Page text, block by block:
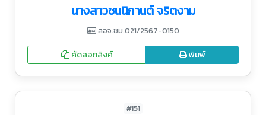
นางสาวชนนิกานต์ จริตงาม
สอจ.ชม.021/2567-0150
คัดลอกลิงค์ พิมพ์
#151